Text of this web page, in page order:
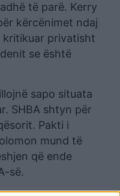
të parë. Kerry
kërcënimet ndaj
kritikuar privatisht
se është
sapo situata
SHBA shtyn për
Pakti i
mund të
që ende
së.